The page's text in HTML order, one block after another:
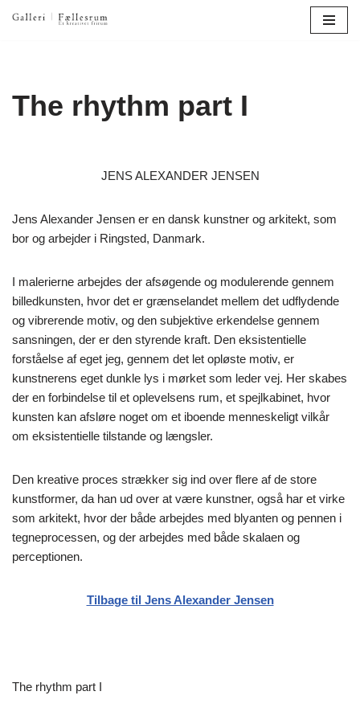
The rhythm part I
JENS ALEXANDER JENSEN
Jens Alexander Jensen er en dansk kunstner og arkitekt, som
bor og arbejder i Ringsted, Danmark.
I malerierne arbejdes der afsøgende og modulerende gennem
billedkunsten, hvor det er grænselandet mellem det udflydende
og vibrerende motiv, og den subjektive erkendelse gennem
sansningen, der er den styrende kraft. Den eksistentielle
forståelse af eget jeg, gennem det let opløste motiv, er
kunstnerens eget dunkle lys i mørket som leder vej. Her skabes
der en forbindelse til et oplevelsens rum, et spejlkabinet, hvor
kunsten kan afsløre noget om et iboende menneskeligt vilkår
om eksistentielle tilstande og længsler.
Den kreative proces strækker sig ind over flere af de store
kunstformer, da han ud over at være kunstner, også har et virke
som arkitekt, hvor der både arbejdes med blyanten og pennen i
tegneprocessen, og der arbejdes med både skalaen og
perceptionen.
Tilbage til Jens Alexander Jensen
The rhythm part I